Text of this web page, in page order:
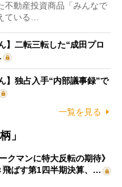
動産投資商品「みんなで
ている…
】二転三転した“成田プロ
】独占入手“内部議事録”で
一覧を見る
」
クマンに特大反転の期待》
飛ばす第1四半期決算、…